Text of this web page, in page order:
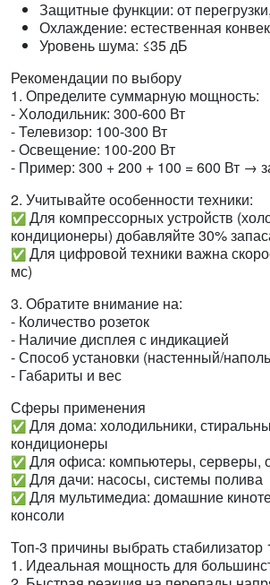
Защитные функции: от
Охлаждение: естественная
Уровень шума: ≤35 дБ
Рекомендации по выбору
1. Определите суммарную мощность:
- Холодильник: 300-600 Вт
- Телевизор: 100-300 Вт
- Освещение: 100-200 Вт
- Пример: 300 + 200 + 100 = 600 Вт →
2. Учитывайте особенности техники:
✅ Для компрессорных устройств
кондиционеры) добавляйте 30%
✅ Для цифровой техники важна
мс)
3. Обратите внимание на:
- Количество розеток
- Наличие дисплея с индикацией
- Способ установки (настенный/
- Габариты и вес
Сферы применения
✅ Для дома: холодильники,
кондиционеры
✅ Для офиса: компьютеры, серверы,
✅ Для дачи: насосы, системы полива
✅ Для мультимедиа: домашние
консоли
Топ-3 причины выбрать стабилизатор
1. Идеальная мощность для